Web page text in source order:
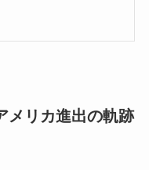
メリカ進出の軌跡